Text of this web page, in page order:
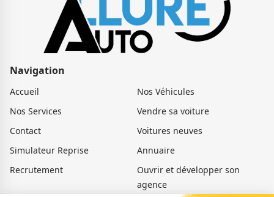
Navigation
Accueil
Nos Véhicules
Nos Services
Vendre sa voiture
Contact
Voitures neuves
Simulateur Reprise
Annuaire
Recrutement
Ouvrir et développer son
agence